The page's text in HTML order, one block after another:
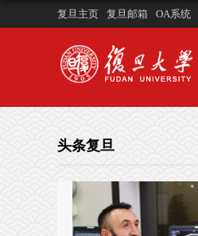
复旦主页 复旦邮箱 OA系统
头条复旦